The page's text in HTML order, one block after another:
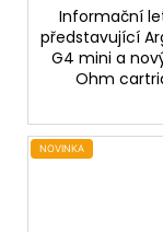
Informační
představující
G4 mini a
Ohm
NOVINKA